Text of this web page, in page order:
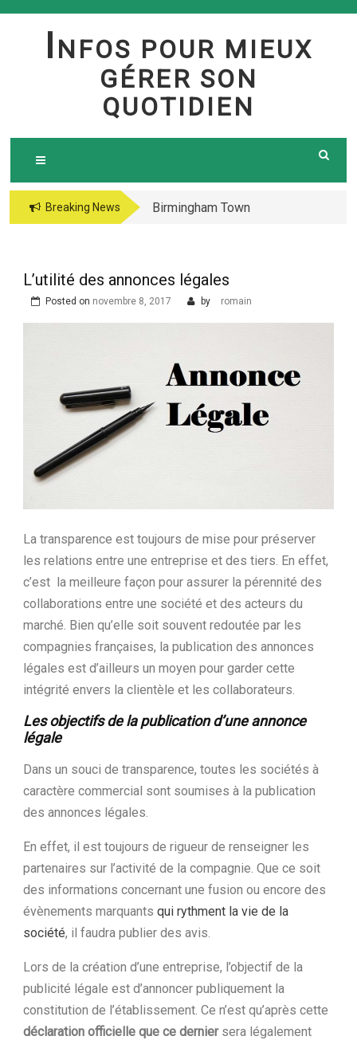
Skip
I NFOS POUR MIEUX
GÉRER SON
QUOTIDIEN
Breaking News
Birmingham Town
The jetsetter casino
lord of your sea pokie
play Totally free
Harbors Mercantile
Ltd.
L’utilité des annonces légales
Posted on novembre 8, 2017 by romain
La transparence est toujours de mise pour préserver
les relations entre une entreprise et des tiers. En effet,
c’est la meilleure façon pour assurer la pérennité des
collaborations entre une société et des acteurs du
marché. Bien qu’elle soit souvent redoutée par les
compagnies françaises, la publication des annonces
légales est d’ailleurs un moyen pour garder cette
intégrité envers la clientèle et les collaborateurs.
Les objectifs de la publication d’une annonce
légale
Dans un souci de transparence, toutes les sociétés à
caractère commercial sont soumises à la publication
des annonces légales.
En effet, il est toujours de rigueur de renseigner les
partenaires sur l’activité de la compagnie. Que ce soit
des informations concernant une fusion ou encore des
évènements marquants qui rythment la vie de la
société, il faudra publier des avis.
Lors de la création d’une entreprise, l’objectif de la
publicité légale est d’annoncer publiquement la
constitution de l’établissement. Ce n’est qu’après cette
déclaration officielle que ce derniersera légalement